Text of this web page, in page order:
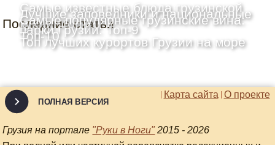
Последние статьи
Самые известные блюда грузинской
кухни: Топ-10
Лучшие заповедники и национальные
парки Грузии: Топ-9
Самые популярные грузинские вина:
Топ-10
Топ лучших курортов Грузии на море
О проекте
Карта сайта
ПОЛНАЯ ВЕРСИЯ
Грузия на портале "Руки в Ноги" 2015 - 2026